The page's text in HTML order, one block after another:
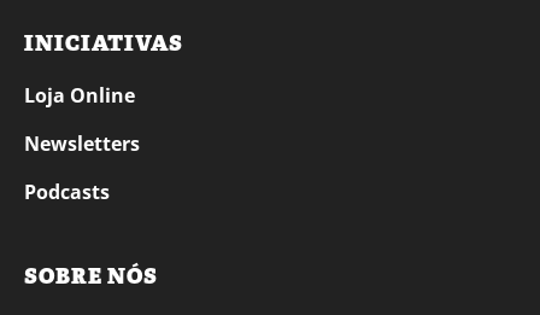
INICIATIVAS
Loja Online
Newsletters
Podcasts
SOBRE NÓS